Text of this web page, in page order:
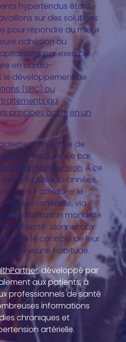
hypertendus étant
sur des solutions
pour répondre au mieux
adhésion au
par exemple
en cardio-
le développement de
(SPC) ou
qui
principes actifs en un
l’initiative de
Month, initiée par
d’Hypertension. À ce
plusieurs années,
pour améliorer le
artérielle, via
sensibilisation mondiale
objectif : donner aux
que le contrôle de leur
une habitude.
, développé par
aux patients, à
professionnels de santé
informations
chroniques et
artérielle.